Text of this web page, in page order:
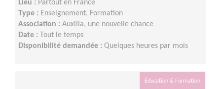
Lieu : Partout en France
Type : Enseignement, Formation
Association : Auxilia, une nouvelle chance
Date :
Tout le temps
Disponibilité demandée : Quelques heures par mois
Éducation & Formation